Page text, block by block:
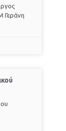
Γεράνη